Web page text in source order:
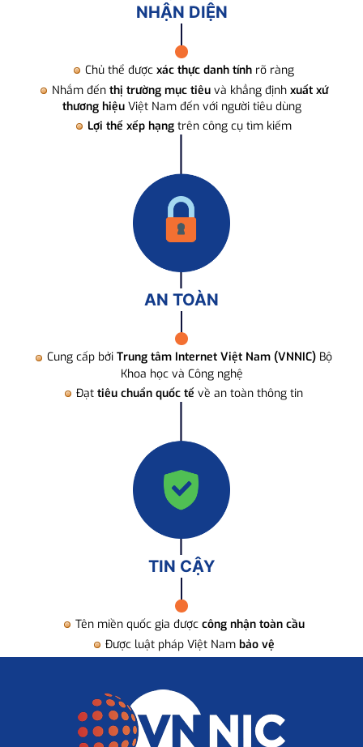
NHẬN DIỆN
Chủ thể được xác thực danh tính rõ ràng
Nhắm đến thị trường mục tiêuvà khẳng định xuất xứ
thương hiệuViệt Nam đến với người tiêu dùng
Lợi thế xếp hạng trên công cụ tìm kiếm
AN TOÀN
Cung cấp bởi Trung tâm Internet Việt Nam (VNNIC) Bộ
Khoa học và Công nghệ
Đạt tiêu chuẩn quốc tế về an toàn thông tin
TIN CẬY
Tên miền quốc gia được công nhận toàn cầu
Được luật pháp Việt Nam bảo vệ